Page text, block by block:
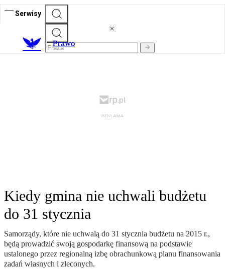
Serwisy
Prawo
Kiedy gmina nie uchwali budżetu
do 31 stycznia
Samorządy, które nie uchwalą do 31 stycznia budżetu na 2015 r.,
będą prowadzić swoją gospodarkę finansową na podstawie
ustalonego przez regionalną izbę obrachunkową planu finansowania
zadań własnych i zleconych.